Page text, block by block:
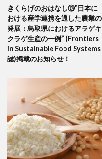
きくらげのおはなし⑬”日本に
おける産学連携を通した農業の
発展：鳥取県におけるアラゲキ
クラゲ生産の一例” (Frontiers
in Sustainable Food Systems
誌)掲載のお知らせ！